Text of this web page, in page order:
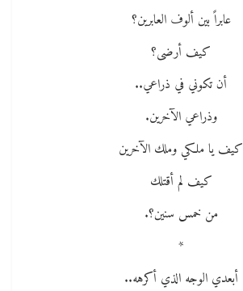
عابراً بين ألوف العابرين؟
كيف أرضى؟
أن تكوني في ذراعي..
وذراعي الآخرين.
كيف يا ملكي وملك الآخرين
كيف لم أقتلك
من خمس سنين؟.
*
أبعدي الوجه الذي أكرهه..